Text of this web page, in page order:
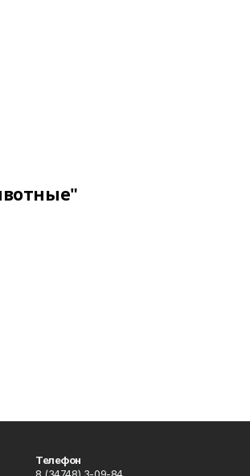
Телефон
8 (34748) 3-09-84